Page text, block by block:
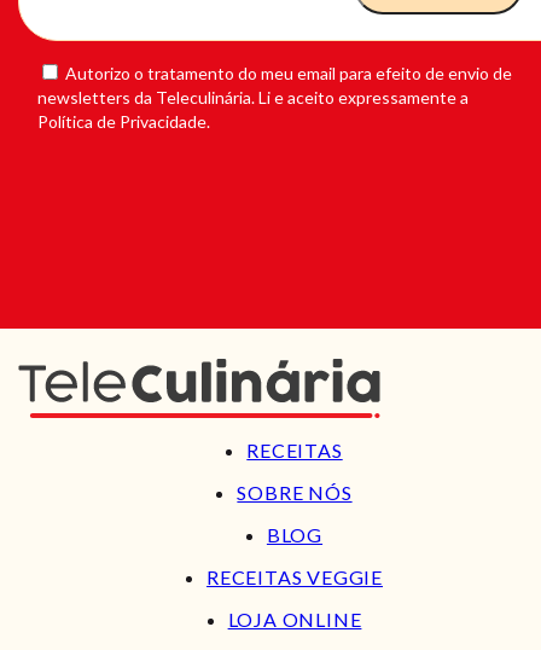
Autorizo o tratamento do meu email para efeito de envio de
newsletters da Teleculinária. Li e aceito expressamente a
Política de Privacidade.
RECEITAS
SOBRE NÓS
BLOG
RECEITAS VEGGIE
LOJA ONLINE